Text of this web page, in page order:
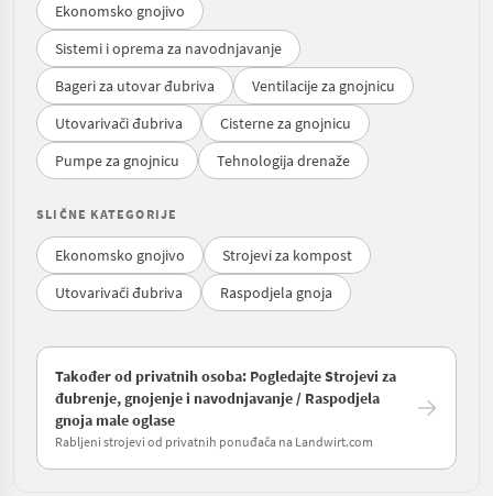
Ekonomsko gnojivo
Sistemi i oprema za navodnjavanje
Bageri za utovar đubriva
Ventilacije za gnojnicu
Utovarivači đubriva
Cisterne za gnojnicu
Pumpe za gnojnicu
Tehnologija drenaže
SLIČNE KATEGORIJE
Ekonomsko gnojivo
Strojevi za kompost
Utovarivači đubriva
Raspodjela gnoja
Također od privatnih osoba: Pogledajte Strojevi za
đubrenje, gnojenje i navodnjavanje / Raspodjela
gnoja male oglase
Rabljeni strojevi od privatnih ponuđača na Landwirt.com